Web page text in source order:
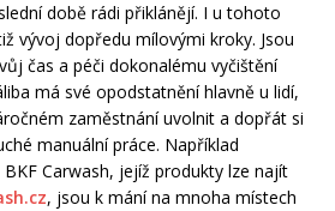
době rádi přiklánějí. I u tohoto
vývoj dopředu mílovými kroky. Jsou
čas a péči dokonalému vyčištění
má své opodstatnění hlavně u lidí,
zaměstnání uvolnit a dopřát si
manuální práce. Například
Carwash, jejíž produkty lze najít
, jsou k mání na mnoha místech